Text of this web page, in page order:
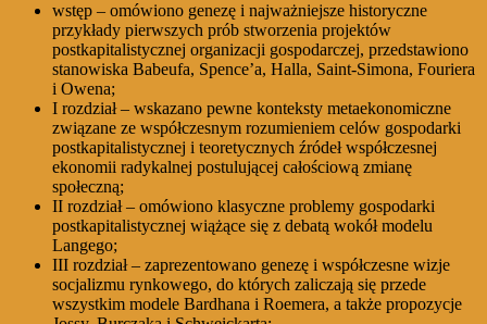
wstęp – omówiono genezę i najważniejsze historyczne
przykłady pierwszych prób stworzenia projektów
postkapitalistycznej organizacji gospodarczej, przedstawiono
stanowiska Babeufa, Spence’a, Halla, Saint-Simona, Fouriera
i Owena;
I rozdział – wskazano pewne konteksty metaekonomiczne
związane ze współczesnym rozumieniem celów gospodarki
postkapitalistycznej i teoretycznych źródeł współczesnej
ekonomii radykalnej postulującej całościową zmianę
społeczną;
II rozdział – omówiono klasyczne problemy gospodarki
postkapitalistycznej wiążące się z debatą wokół modelu
Langego;
III rozdział – zaprezentowano genezę i współczesne wizje
socjalizmu rynkowego, do których zaliczają się przede
wszystkim modele Bardhana i Roemera, a także propozycje